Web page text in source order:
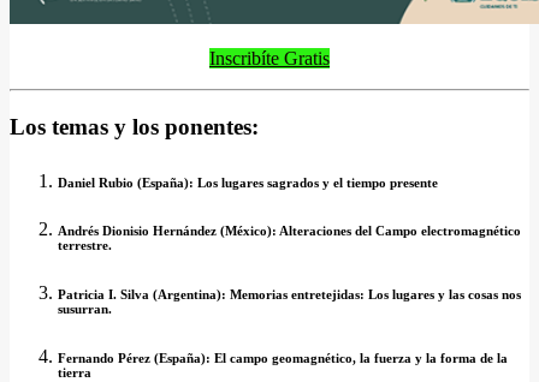
Inscribíte Gratis
Los temas y los ponentes:
Daniel Rubio (España): Los lugares sagrados y el tiempo presente
Andrés Dionisio Hernández (México): Alteraciones del Campo electromagnético
terrestre.
Patricia I. Silva (Argentina): Memorias entretejidas: Los lugares y las cosas nos
susurran.
Fernando Pérez (España): El campo geomagnético, la fuerza y la forma de la
tierra